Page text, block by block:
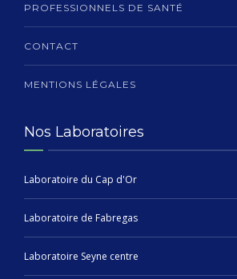
PROFESSIONNELS DE SANTÉ
CONTACT
MENTIONS LÉGALES
Nos Laboratoires
Laboratoire du Cap d'Or
Laboratoire de Fabregas
Laboratoire Seyne centre